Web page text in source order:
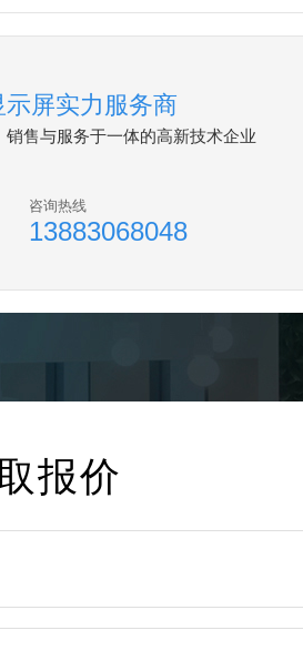
屏实力服务商
售与服务于一体的高新技术企业
咨询热线
13883068048
报价